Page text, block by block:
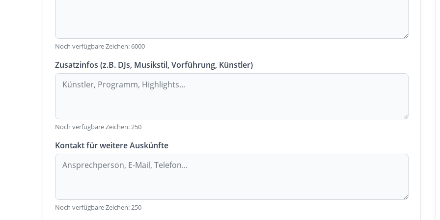
Noch verfügbare Zeichen:6000
Zusatzinfos (z.B. DJs, Musikstil, Vorführung, Künstler)
Noch verfügbare Zeichen:250
Kontakt für weitere Auskünfte
Noch verfügbare Zeichen:250